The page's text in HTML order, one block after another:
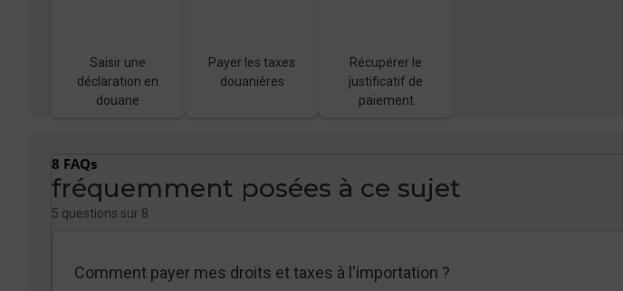
Saisir une
déclaration en
douane
Payer les taxes
douanières
Récupérer le
justificatif de
paiement
8 FAQs
fréquemment posées à ce sujet
5 questions sur 8
Comment payer mes droits et taxes à l'importation ?